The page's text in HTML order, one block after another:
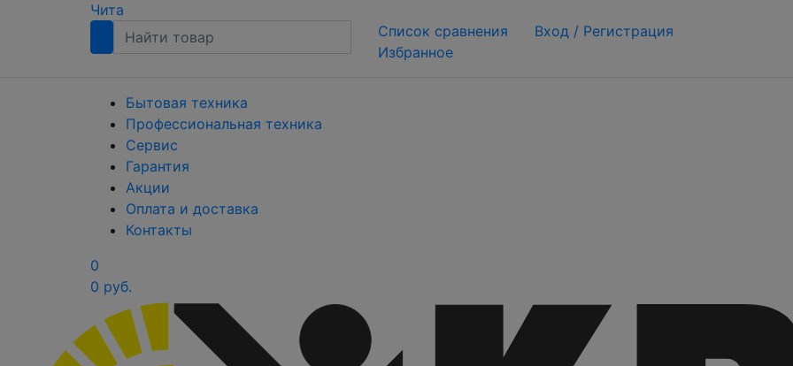
Чита
Список сравнения
Избранное
Вход / Регистрация
Бытовая техника
Профессиональная техника
Сервис
Гарантия
Акции
Оплата и доставка
Контакты
0
0 руб.